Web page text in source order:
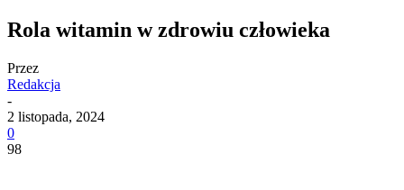
Rola witamin w zdrowiu człowieka
Przez
Redakcja
-
2 listopada, 2024
0
98